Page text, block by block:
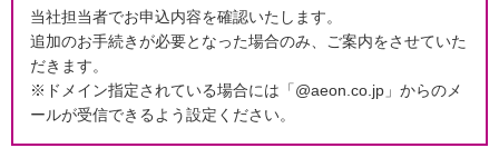
当社担当者でお申込内容を確認いたします。
追加のお手続きが必要となった場合のみ、ご案内をさせていた
だきます。
※ドメイン指定されている場合には「@aeon.co.jp」からのメ
ールが受信できるよう設定ください。